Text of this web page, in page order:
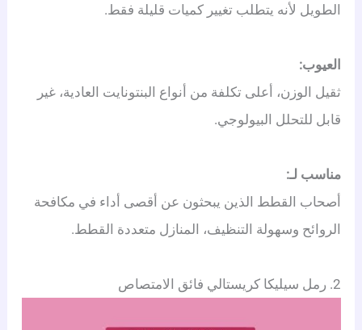
الطويل لأنه يتطلب تغيير كميات قليلة فقط.
العيوب:
ثقيل الوزن، أعلى تكلفة من أنواع البنتونايت العادية، غير
قابل للتحلل البيولوجي.
مناسب لـ:
أصحاب القطط الذين يبحثون عن أقصى أداء في مكافحة
الروائح وسهولة التنظيف، المنازل متعددة القطط.